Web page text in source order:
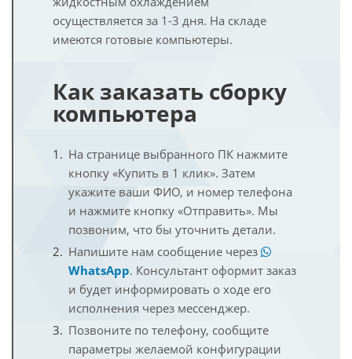
осуществляется за 1-3 дня. На складе
имеются готовые компьютеры.
Как заказать сборку
компьютера
На странице выбранного ПК нажмите
кнопку «Купить в 1 клик». Затем
укажите ваши ФИО, и номер телефона
и нажмите кнопку «Отправить». Мы
позвоним, что бы уточнить детали.
Напишите нам сообщение через
WhatsApp. Консультант оформит заказ
и будет информировать о ходе его
исполнения через мессенджер.
Позвоните по телефону, сообщите
параметры желаемой конфигурации